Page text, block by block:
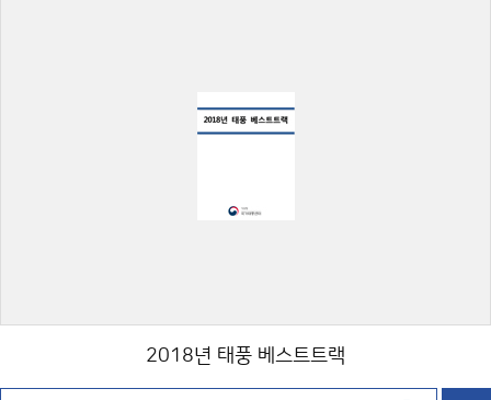
2018년 태풍 베스트트랙